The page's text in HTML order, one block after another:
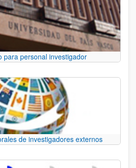
para personal investigador
de investigadores externos